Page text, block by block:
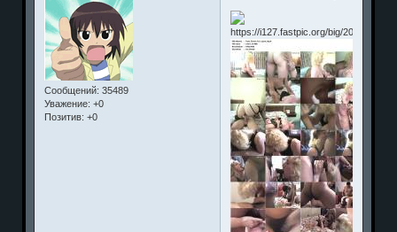
Сообщений: 35489
Уважение: +0
Позитив: +0